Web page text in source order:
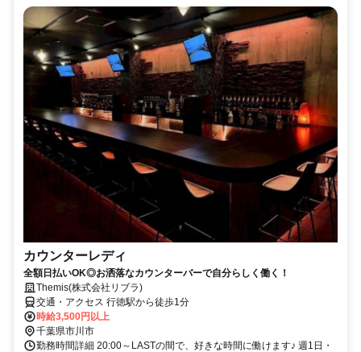
カウンターレディ
全額日払いOK◎お洒落なカウンターバーで自分らしく働く！
Themis(株式会社リブラ)
交通・アクセス 行徳駅から徒歩1分
時給3,500円以上
千葉県市川市
勤務時間詳細 20:00～LASTの間で、好きな時間に働けます♪ 週1日・